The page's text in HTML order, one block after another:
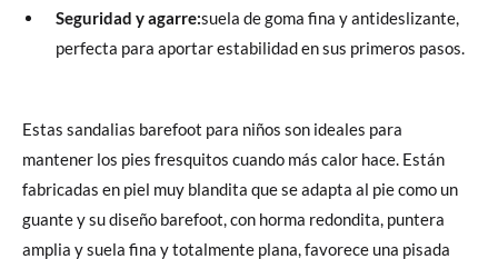
Seguridad y agarre:suela de goma fina y antideslizante,
perfecta para aportar estabilidad en sus primeros pasos.
Estas sandalias barefoot para niños son ideales para
mantener los pies fresquitos cuando más calor hace. Están
fabricadas en piel muy blandita que se adapta al pie como un
guante y su diseño barefoot, con horma redondita, puntera
amplia y suela fina y totalmente plana, favorece una pisada